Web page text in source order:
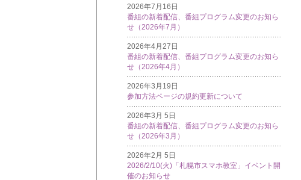
2026年7月16日
番組の新着配信、番組プログラム変更のお知ら
せ（2026年7月）
2026年4月27日
番組の新着配信、番組プログラム変更のお知ら
せ（2026年4月）
2026年3月19日
参加方法ページの規約更新について
2026年3月 5日
番組の新着配信、番組プログラム変更のお知ら
せ（2026年3月）
2026年2月 5日
2026/2/10(火)「札幌市スマホ教室」イベント開
催のお知らせ